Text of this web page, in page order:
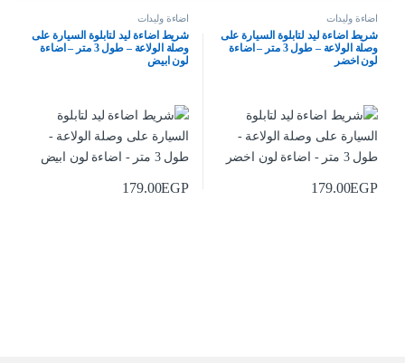
اضاءة وليدات
شريط اضاءة ليد لتابلوة السيارة على
وصلة الولاعة – طول 3 متر – اضاءة
لون اخضر
179.00EGP
اضاءة وليدات
شريط اضاءة ليد لتابلوة السيارة على
وصلة الولاعة – طول 3 متر – اضاءة
لون ابيض
179.00EGP